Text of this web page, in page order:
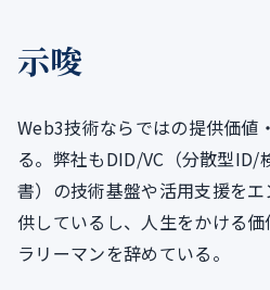
示唆
Web3技術ならではの提供価値
る。弊社もDID/VC（分散型ID/
書）の技術基盤や活用支援を
供しているし、人生をかける
ラリーマンを辞めている。